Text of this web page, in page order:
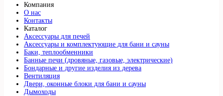
Компания
О нас
Контакты
Каталог
Аксессуары для печей
Аксессуары и комплектующие для бани и сауны
Баки, теплообменники
Банные печи (дровяные, газовые, электрические)
Бондарные и другие изделия из дерева
Вентиляция
Двери, оконные блоки для бани и сауны
Дымоходы